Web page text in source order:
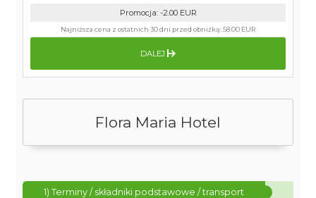
Flora Maria Hotel
1) Terminy / składniki podstawowe / transport
Promocja: -2.00 EUR
Najniższa cena z ostatnich 30 dni przed obniżką:58.00 EUR
DALEJ